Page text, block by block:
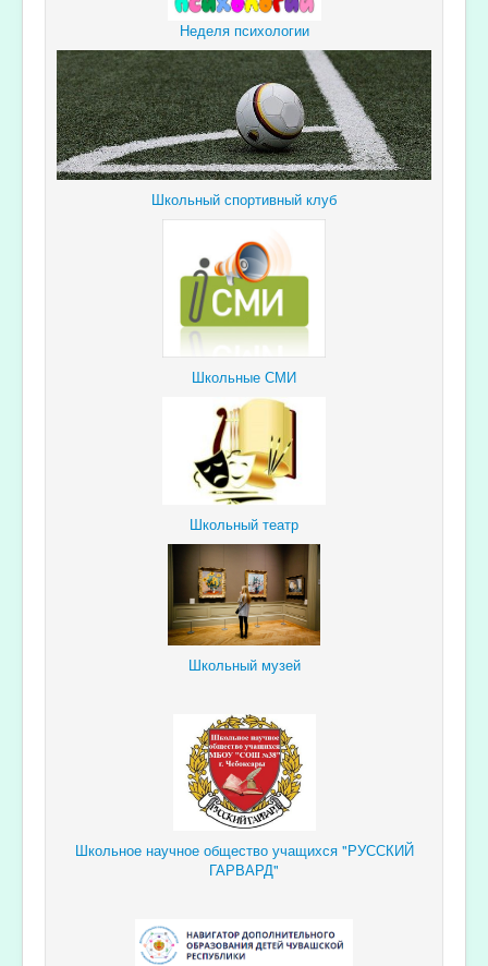
Неделя психологии
Школьный спортивный клуб
Школьные СМИ
Школьный театр
Школьный музей
Школьное научное общество учащихся "РУССКИЙ
ГАРВАРД"